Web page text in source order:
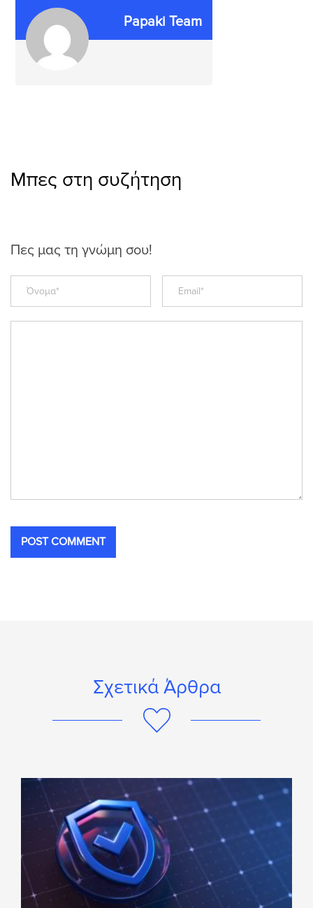
Papaki Team
Μπες στη συζήτηση
Πες μας τη γνώμη σου!
Σχετικά Άρθρα